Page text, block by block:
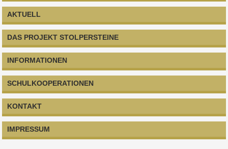
AKTUELL
DAS PROJEKT STOLPERSTEINE
INFORMATIONEN
SCHULKOOPERATIONEN
KONTAKT
IMPRESSUM